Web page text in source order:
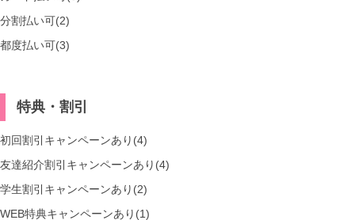
分割払い可(2)
都度払い可(3)
特典・割引
初回割引キャンペーンあり(4)
友達紹介割引キャンペーンあり(4)
学生割引キャンペーンあり(2)
WEB特典キャンペーンあり(1)